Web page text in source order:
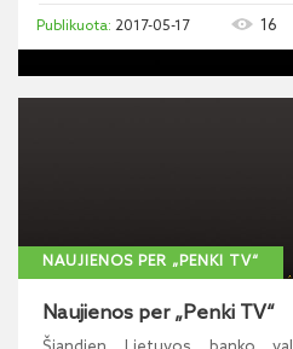
2017-05-17 16
NAUJIENOS PER „PENKI TV“
Naujienos per „Penki TV“